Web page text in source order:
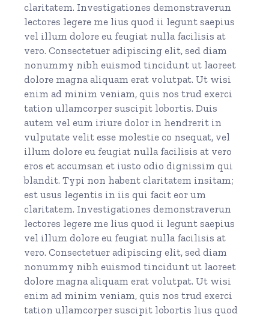
claritatem. Investigationes demonstraverun
lectores legere me lius quod ii legunt saepius
vel illum dolore eu feugiat nulla facilisis at
vero. Consectetuer adipiscing elit, sed diam
nonummy nibh euismod tincidunt ut laoreet
dolore magna aliquam erat volutpat. Ut wisi
enim ad minim veniam, quis nos trud exerci
tation ullamcorper suscipit lobortis. Duis
autem vel eum iriure dolor in hendrerit in
vulputate velit esse molestie co nsequat, vel
illum dolore eu feugiat nulla facilisis at vero
eros et accumsan et iusto odio dignissim qui
blandit. Typi non habent claritatem insitam;
est usus legentis in iis qui facit eor um
claritatem. Investigationes demonstraverun
lectores legere me lius quod ii legunt saepius
vel illum dolore eu feugiat nulla facilisis at
vero. Consectetuer adipiscing elit, sed diam
nonummy nibh euismod tincidunt ut laoreet
dolore magna aliquam erat volutpat. Ut wisi
enim ad minim veniam, quis nos trud exerci
tation ullamcorper suscipit lobortis lius quod